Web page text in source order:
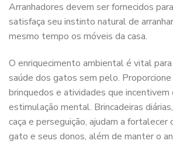
Arranhadores devem ser fornecidos
satisfaça seu instinto natural de
mesmo tempo os móveis da casa.
O enriquecimento ambiental é vital
saúde dos gatos sem pelo.
brinquedos e atividades que incentivem
estimulação mental. Brincadeiras
caça e perseguição, ajudam a fortalecer
gato e seus donos, além de manter o